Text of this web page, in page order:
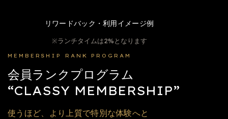
リワードバック・利用イメージ例
※ランチタイムは2%となります
MEMBERSHIP RANK PROGRAM
会員ランクプログラム
“CLASSY MEMBERSHIP”
使うほど、より上質で特別な体験へと